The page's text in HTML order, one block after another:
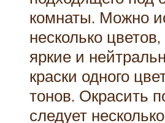
комнаты. Можно
несколько
яркие и
краски одного
тонов. Окрасить
следует